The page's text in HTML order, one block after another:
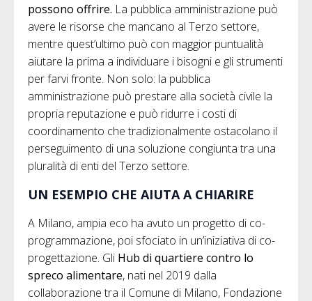
possono offrire. La pubblica amministrazione può
avere le risorse che mancano al Terzo settore,
mentre quest’ultimo può con maggior puntualità
aiutare la prima a individuare i bisogni e gli strumenti
per farvi fronte. Non solo: la pubblica
amministrazione può prestare alla società civile la
propria reputazione e può ridurre i costi di
coordinamento che tradizionalmente ostacolano il
perseguimento di una soluzione congiunta tra una
pluralità di enti del Terzo settore.
UN ESEMPIO CHE AIUTA A CHIARIRE
A Milano, ampia eco ha avuto un progetto di co-
programmazione, poi sfociato in un’iniziativa di co-
progettazione. Gli Hub di quartiere contro lo
spreco alimentare, nati nel 2019 dalla
collaborazione tra il Comune di Milano, Fondazione